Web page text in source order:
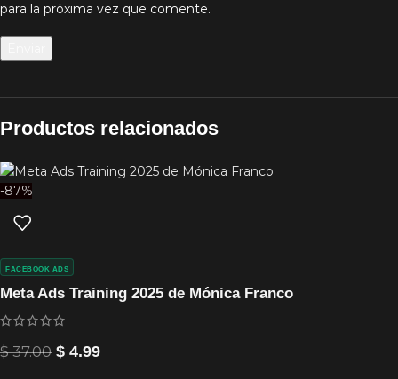
para la próxima vez que comente.
Productos relacionados
-87%
Meta Ads Training 2025 de Mónica Franco
FACEBOOK ADS
$37.00 $ 4.99